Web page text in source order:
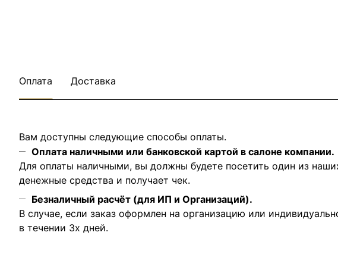
Оплата Доставка
Вам доступны следующие способы оплаты.
Оплата наличными или банковской картой в салоне компании.
Для оплаты наличными, вы должны будете посетить один из
денежные средства и получает чек.
Безналичный расчёт (для ИП и Организаций).
В случае, если заказ оформлен на организацию или
в течении 3х дней.